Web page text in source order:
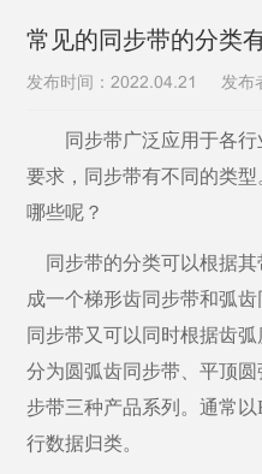
当前位置：首页 新
常见的同步带的分类
发布时间：2022.04.21 发布
同步带广泛应用于各
要求，同步带有不同的类
哪些呢？
同步带的分类可以根据其
成一个梯形齿同步带和弧
同步带又可以同时根据齿
分为圆弧齿同步带、平顶
步带三种产品系列。通常以
行数据归类。